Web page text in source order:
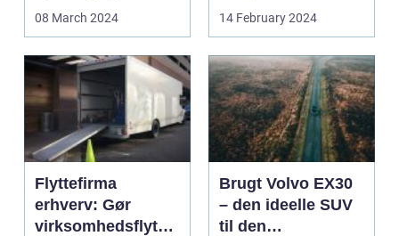
underholdningsværdie
08 March 2024
helt rette ste...
14 February 2024
Flyttefirma
erhverv: Gør
virksomhedsflytni
Brugt Volvo EX30
– den ideelle SUV
til den